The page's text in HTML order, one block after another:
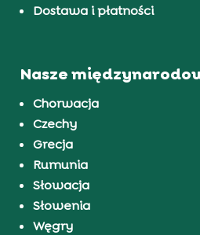
Dostawa i płatności
Nasze
Chorwacja
Czechy
Grecja
Rumunia
Słowacja
Słowenia
Węgry